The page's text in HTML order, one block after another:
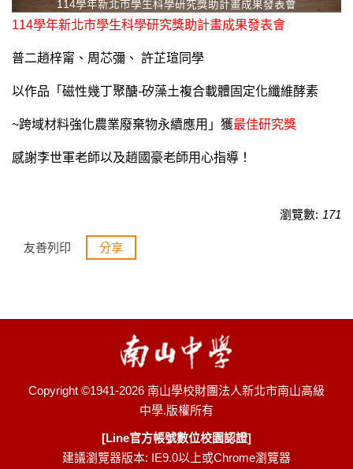
114學年新北市學生科學研究獎助計畫成果發表會
114學年新北市學生科學研究獎助計畫成果發表會
普二趙梓甯、周芯彌、 許芷瑄同學
以作品「磁性幾丁聚醣-矽藻土複合載體固定化纖維酵素
~跨域材料強化農業廢棄物永續應用」獲最佳研究獎
感謝李世軍老師以及趙國豪老師用心指導！
瀏覽數: 171
友善列印 分享
Copyright ©1941-2026 南山學校財團法人新北市南山高級
中學.版權所有
[Line官方帳號數位校園認證]
建議瀏覽器版本: IE9.0以上或Chrome瀏覽器